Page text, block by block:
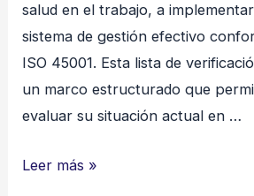
salud en el trabajo, a
sistema de gestión efectivo
ISO 45001. Esta lista de
un marco estructurado que
evaluar su situación actual en …
CHECK
Leer más »